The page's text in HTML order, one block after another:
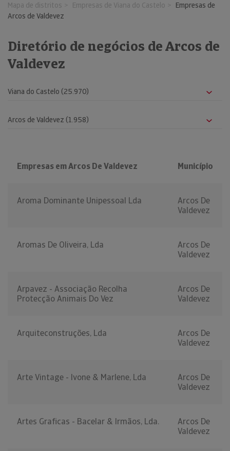
Mapa de distritos Empresas de Viana do Castelo
Empresas de
Arcos de Valdevez
Diretório de negócios de Arcos de
Valdevez
Empresas em Arcos De Valdevez Município
Aroma Dominante Unipessoal Lda
Arcos De
Valdevez
Aromas De Oliveira, Lda
Arcos De
Valdevez
Arpavez - Associação Recolha
Protecção Animais Do Vez
Arcos De
Valdevez
Arquiteconstruções, Lda
Arcos De
Valdevez
Arte Vintage - Ivone & Marlene, Lda
Arcos De
Valdevez
Artes Graficas - Bacelar & Irmãos, Lda.
Arcos De
Valdevez